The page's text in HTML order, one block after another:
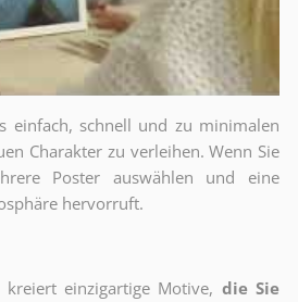
einfach, schnell und zu minimalen
Charakter zu verleihen. Wenn Sie
Poster auswählen und eine
hervorruft.
kreiert einzigartige Motive, die Sie